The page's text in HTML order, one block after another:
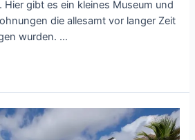
Hier gibt es ein kleines Museum und
die allesamt vor langer Zeit
wurden. …